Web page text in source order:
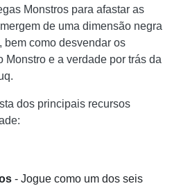
Monstros para afastar as
de uma dimensão negra
como desvendar os
Monstro e a verdade por trás da
dos principais recursos
- Jogue como um dos seis